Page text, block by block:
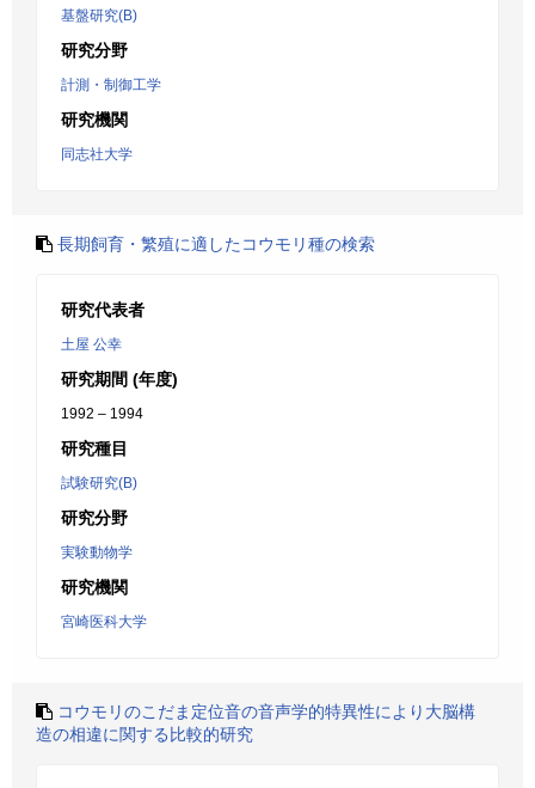
基盤研究(B)
研究分野
計測・制御工学
研究機関
同志社大学
長期飼育・繁殖に適したコウモリ種の検索
研究代表者
土屋 公幸
研究期間 (年度)
1992 – 1994
研究種目
試験研究(B)
研究分野
実験動物学
研究機関
宮崎医科大学
コウモリのこだま定位音の音声学的特異性により大脳構
造の相違に関する比較的研究